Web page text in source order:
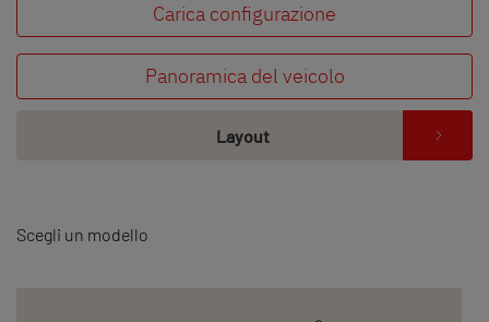
Carica configurazione
Panoramica del veicolo
Layout
Scegli un modello